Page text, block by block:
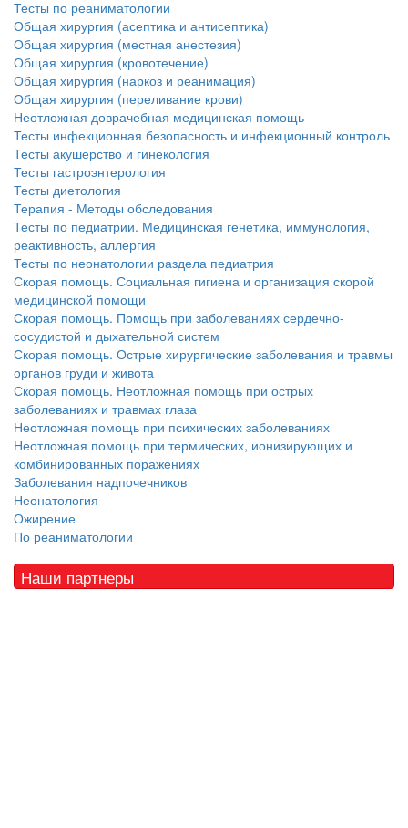
Тесты по реаниматологии
Общая хирургия (асептика и антисептика)
Общая хирургия (местная анестезия)
Общая хирургия (кровотечение)
Общая хирургия (наркоз и реанимация)
Общая хирургия (переливание крови)
Неотложная доврачебная медицинская помощь
Тесты инфекционная безопасность и инфекционный контроль
Тесты акушерство и гинекология
Тесты гастроэнтерология
Тесты диетология
Терапия - Методы обследования
Тесты по педиатрии. Медицинская генетика, иммунология,
реактивность, аллергия
Тесты по неонатологии раздела педиатрия
Скорая помощь. Социальная гигиена и организация скорой
медицинской помощи
Скорая помощь. Помощь при заболеваниях сердечно-
сосудистой и дыхательной систем
Скорая помощь. Острые хирургические заболевания и травмы
органов груди и живота
Скорая помощь. Неотложная помощь при острых
заболеваниях и травмах глаза
Неотложная помощь при психических заболеваниях
Неотложная помощь при термических, ионизирующих и
комбинированных поражениях
Заболевания надпочечников
Неонатология
Ожирение
По реаниматологии
Наши партнеры